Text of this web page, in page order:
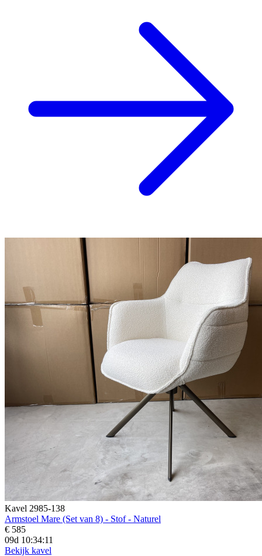
Kavel 2985-138
Armstoel Mare (Set van 8) - Stof - Naturel
€ 585
09d 10:34:10
Bekijk kavel